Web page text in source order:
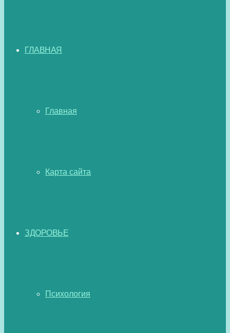
ГЛАВНАЯ
Главная
Карта сайта
ЗДОРОВЬЕ
Психология